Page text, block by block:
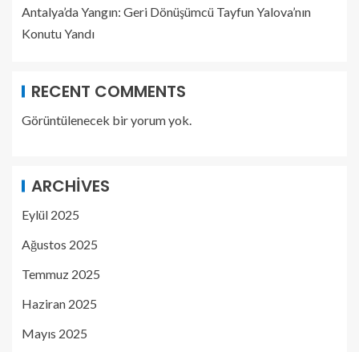
Antalya’da Yangın: Geri Dönüşümcü Tayfun Yalova’nın
Konutu Yandı
RECENT COMMENTS
Görüntülenecek bir yorum yok.
ARCHIVES
Eylül 2025
Ağustos 2025
Temmuz 2025
Haziran 2025
Mayıs 2025